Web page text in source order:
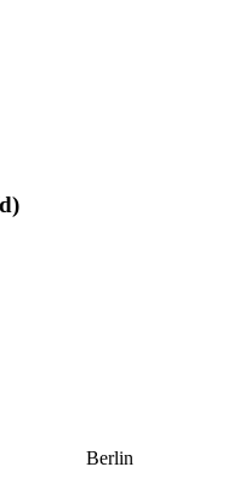
Berlin